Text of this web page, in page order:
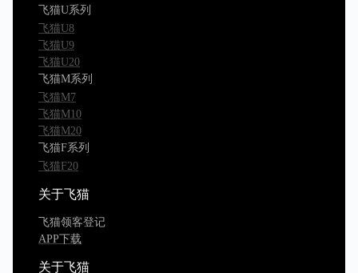
飞猫U系列
飞猫U8
飞猫U9
飞猫U20
飞猫M系列
飞猫M7
飞猫M10
飞猫M20
飞猫F系列
飞猫F20
关于飞猫
飞猫领客登记
APP下载
关于飞猫